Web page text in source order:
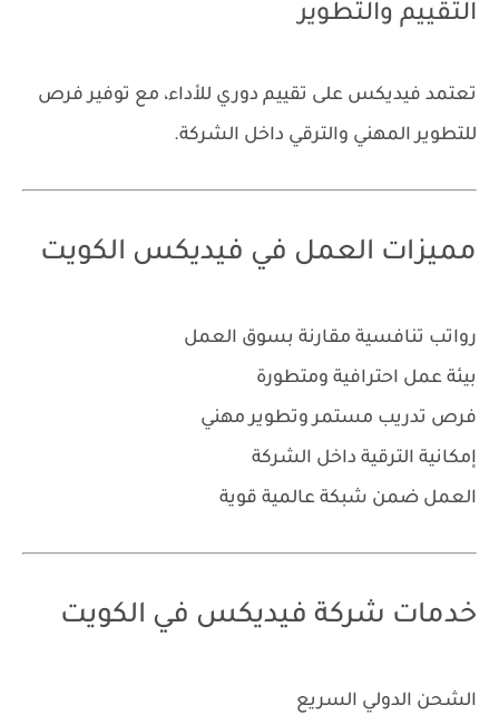
التقييم والتطوير
تعتمد فيديكس على تقييم دوري للأداء، مع توفير فرص
للتطوير المهني والترقي داخل الشركة.
مميزات العمل في فيديكس الكويت
رواتب تنافسية مقارنة بسوق العمل
بيئة عمل احترافية ومتطورة
فرص تدريب مستمر وتطوير مهني
إمكانية الترقية داخل الشركة
العمل ضمن شبكة عالمية قوية
خدمات شركة فيديكس في الكويت
الشحن الدولي السريع